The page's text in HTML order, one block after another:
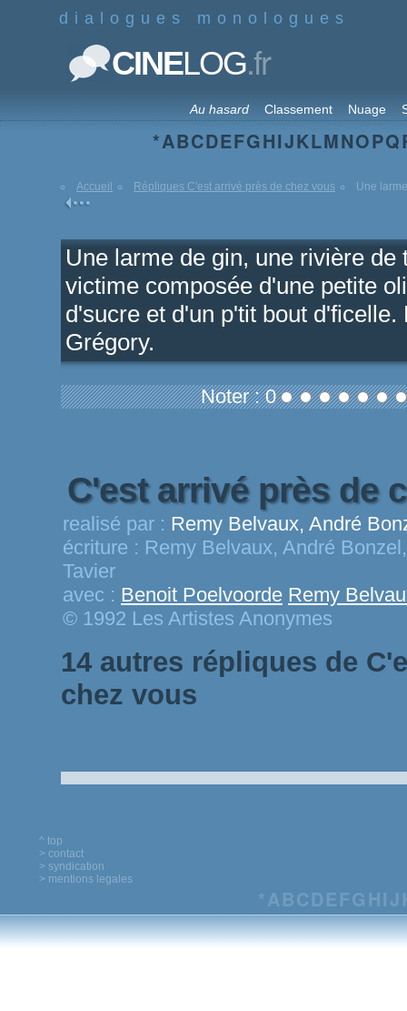
dialogues monologues
CINELOG.fr
Au hasard Classement Nuage
*ABCDEFGHIJKLMNOPQ
Accueil Répliques C'est arrivé près de chez vous Une
Une larme de gin, une rivière de
victime composée d'une petite
d'sucre et d'un p'tit bout
Grégory.
Noter : 0
C'est arrivé près de
realisé par : Remy Belvaux, André
écriture : Remy Belvaux, André
Tavier
avec : Benoit Poelvoorde Remy
© 1992 Les Artistes Anonymes
14 autres répliques de
chez vous
^ top
> contact
> syndication
> mentions legales
*ABCDEFG HIJ